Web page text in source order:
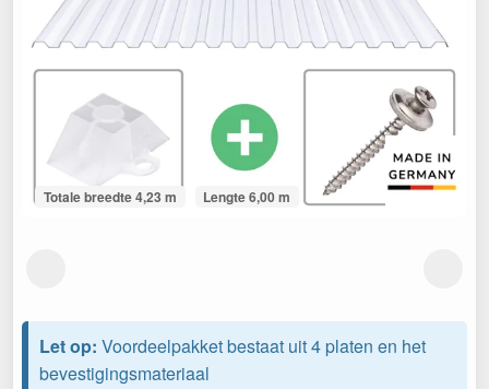
Totale breedte 4,23 m Lengte 6,00 m
Let op: Voordeelpakket bestaat uit 4 platen en het
bevestigingsmateriaal